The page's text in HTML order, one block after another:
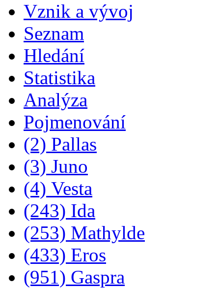
Vznik a vývoj
Seznam
Hledání
Statistika
Analýza
Pojmenování
(2) Pallas
(3) Juno
(4) Vesta
(243) Ida
(253) Mathylde
(433) Eros
(951) Gaspra